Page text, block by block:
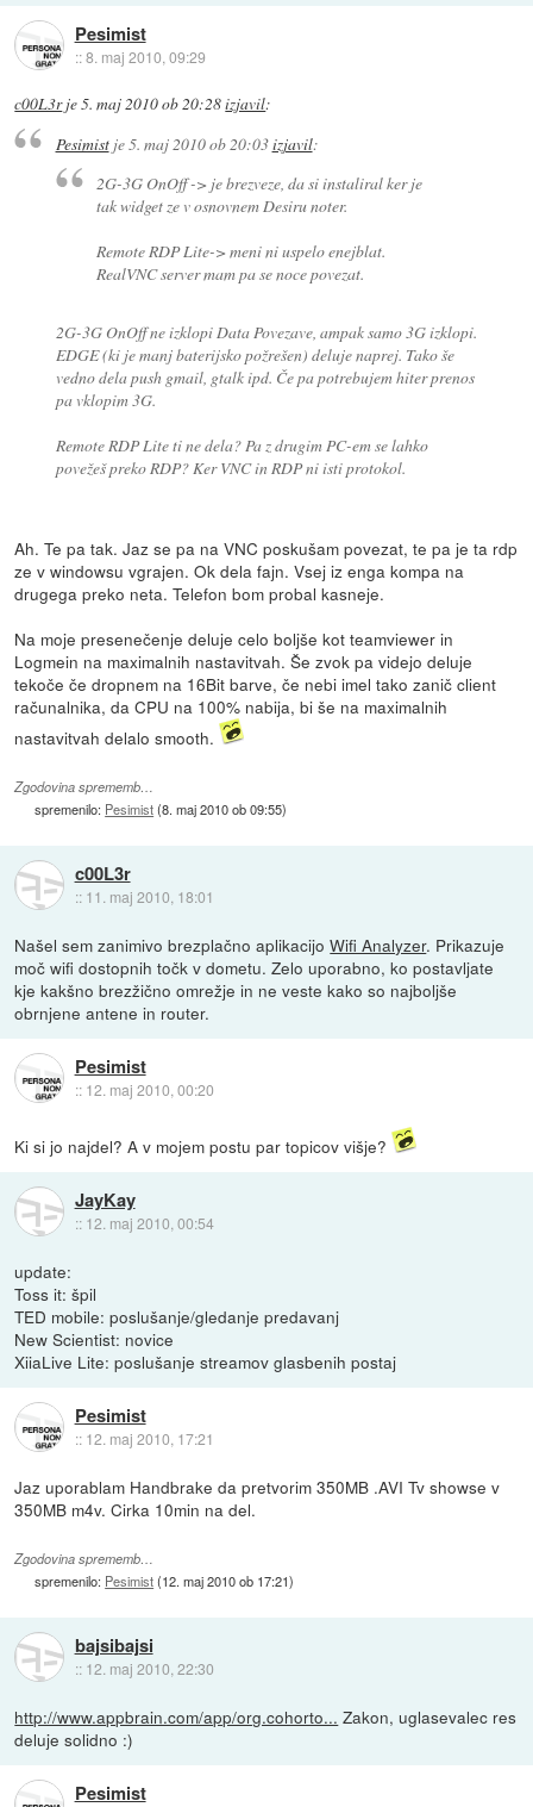
Pesimist
::8. maj 2010, 09:29
c00L3rje5. maj 2010 ob 20:28izjavil:
Pesimistje5. maj 2010 ob 20:03izjavil:
2G-3G OnOff -> je brezveze, da si instaliral ker je
tak widget ze v osnovnem Desiru noter.
Remote RDP Lite-> meni ni uspelo enejblat.
RealVNC server mam pa se noce povezat.
2G-3G OnOff ne izklopi Data Povezave, ampak samo 3G izklopi.
EDGE (ki je manj baterijsko požrešen) deluje naprej. Tako še
vedno dela push gmail, gtalk ipd. Če pa potrebujem hiter prenos
pa vklopim 3G.
Remote RDP Lite ti ne dela? Pa z drugim PC-em se lahko
povežeš preko RDP? Ker VNC in RDP ni isti protokol.
Ah. Te pa tak. Jaz se pa na VNC poskušam povezat, te pa je ta rdp
ze v windowsu vgrajen. Ok dela fajn. Vsej iz enga kompa na
drugega preko neta. Telefon bom probal kasneje.
Na moje presenečenje deluje celo boljše kot teamviewer in
Logmein na maximalnih nastavitvah. Še zvok pa videjo deluje
tekoče če dropnem na 16Bit barve, če nebi imel tako zanič client
računalnika, da CPU na 100% nabija, bi še na maximalnih
nastavitvah delalo smooth.
Zgodovina sprememb…
spremenilo: Pesimist(8. maj 2010 ob 09:55)
c00L3r
:: 11. maj 2010, 18:01
Našel sem zanimivo brezplačno aplikacijoWifi Analyzer. Prikazuje
moč wifi dostopnih točk v dometu. Zelo uporabno, ko postavljate
kje kakšno brezžično omrežje in ne veste kako so najboljše
obrnjene antene in router.
Pesimist
:: 12. maj 2010, 00:20
Ki si jo najdel? A v mojem postu par topicov višje?
JayKay
:: 12. maj 2010, 00:54
update:
Toss it: špil
TED mobile: poslušanje/gledanje predavanj
New Scientist: novice
XiiaLive Lite: poslušanje streamov glasbenih postaj
Pesimist
:: 12. maj 2010, 17:21
Jaz uporablam Handbrake da pretvorim 350MB .AVI Tv showse v
350MB m4v. Cirka 10min na del.
Zgodovina sprememb…
spremenilo: Pesimist(12. maj 2010 ob 17:21)
bajsibajsi
:: 12. maj 2010, 22:30
http://www.appbrain.com/app/org.cohorto... Zakon, uglasevalec res
deluje solidno :)
Pesimist